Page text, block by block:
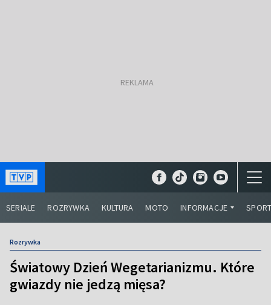
SERIALE ROZRYWKA KULTURA MOTO INFORMACJE
Rozrywka
Światowy Dzień Wegetarianizmu. Które
gwiazdy nie jedzą mięsa?